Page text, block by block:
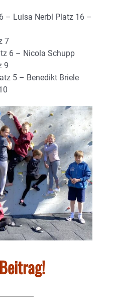
– Luisa Nerbl Platz 16 –
7
6 – Nicola Schupp
9
5 – Benedikt Briele